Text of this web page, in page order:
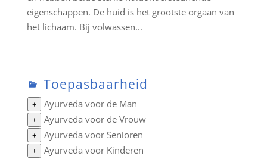
eigenschappen. De huid is het grootste orgaan van
het lichaam. Bij volwassen...
Toepasbaarheid
+ Ayurveda voor de Man
+ Ayurveda voor de Vrouw
+ Ayurveda voor Senioren
+ Ayurveda voor Kinderen